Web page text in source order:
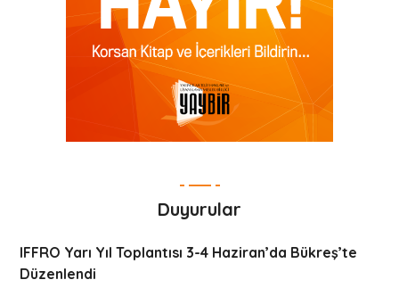
Duyurular
IFFRO Yarı Yıl Toplantısı 3-4 Haziran’da Bükreş’te
Düzenlendi